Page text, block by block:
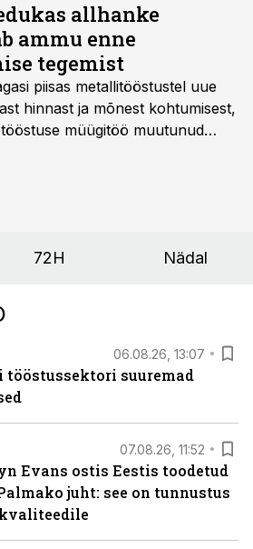
allhanke
ammu enne
tegemist
piisas metallitööstustel uue
hinnast ja mõnest kohtumisest,
müügitöö muutunud
72H Nädal
06.08.26, 13:07
tööstussektori suuremad
07.08.26, 11:52
Evans ostis Eestis toodetud
juht: see on tunnustus